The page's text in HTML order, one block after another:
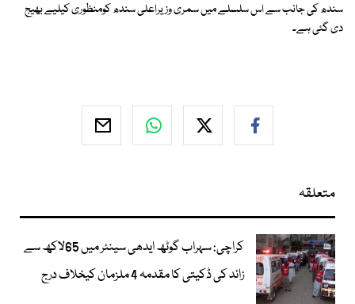
سندھ کی جانب سے اس سلسلے میں سمری وزیراعلی سندھ کومنظوری کیلیے بھیج
دی گئی ہے۔
متعلقہ
کراچی: سہراب گوٹھ ایدھی سینٹر میں 65لاکھ سے
زائد کی ڈکیتی کا مقدمہ 4 ملزمان کیخلاف درج